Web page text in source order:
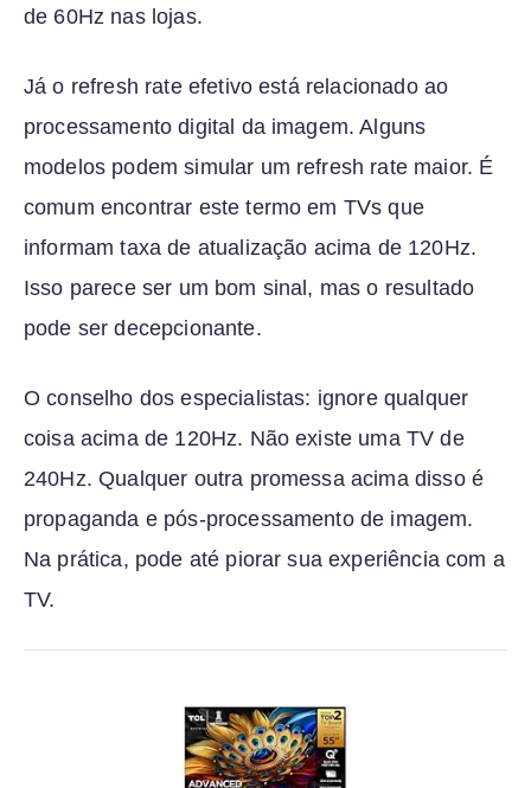
de 60Hz nas lojas.
Já o refresh rate efetivo está relacionado ao
processamento digital da imagem. Alguns
modelos podem simular um refresh rate maior. É
comum encontrar este termo em TVs que
informam taxa de atualização acima de 120Hz.
Isso parece ser um bom sinal, mas o resultado
pode ser decepcionante.
O conselho dos especialistas: ignore qualquer
coisa acima de 120Hz. Não existe uma TV de
240Hz. Qualquer outra promessa acima disso é
propaganda e pós-processamento de imagem.
Na prática, pode até piorar sua experiência com a
TV.